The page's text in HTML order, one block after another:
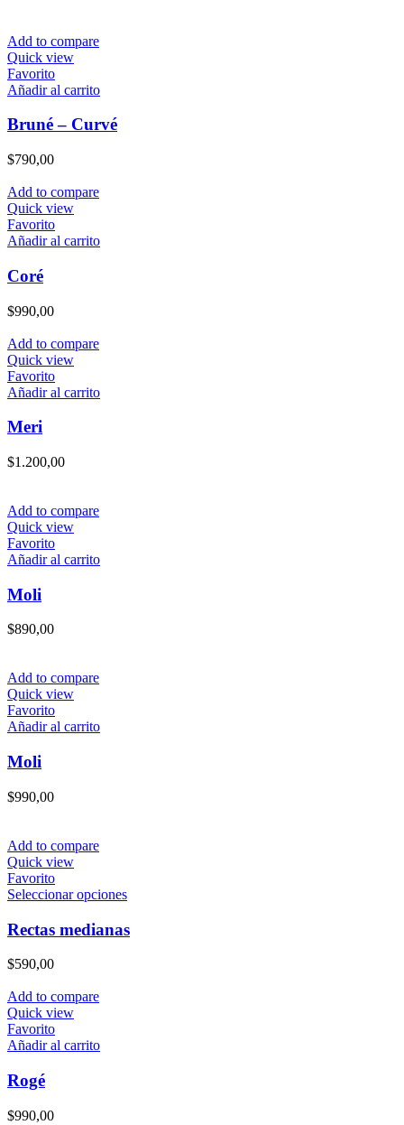
Add to compare
Quick view
Favorito
Añadir al carrito
Bruné – Curvé
$790,00
Add to compare
Quick view
Favorito
Añadir al carrito
Coré
$990,00
Add to compare
Quick view
Favorito
Añadir al carrito
Meri
$1.200,00
Add to compare
Quick view
Favorito
Añadir al carrito
Moli
$890,00
Add to compare
Quick view
Favorito
Añadir al carrito
Moli
$990,00
Add to compare
Quick view
Favorito
Seleccionar opcionesEste
tiene
múltiples
Rectas medianas
$590,00
Add to compare
Quick view
Favorito
Añadir al carrito
Rogé
$990,00